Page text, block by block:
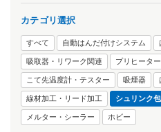
カテゴリ選択
すべて 自動はんだ付けシステム
吸取器・リワーク関連 プリヒーター
こて先温度計・テスター 吸煙器
線材加工・リード加工 シュリンク
メルター・シーラー ホビー